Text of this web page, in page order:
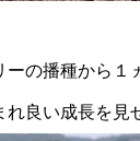
の播種から
良い成長を見